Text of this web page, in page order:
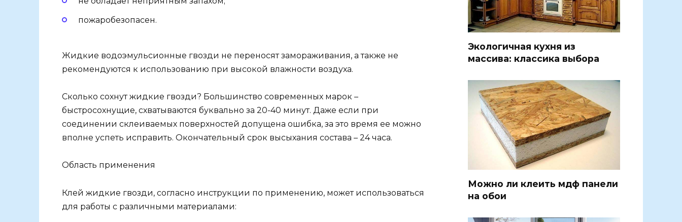
пожаробезопасен.
Жидкие водоэмульсионные гвозди не переносят замораживания, а также не
рекомендуются к использованию при высокой влажности воздуха.
Сколько сохнут жидкие гвозди? Большинство современных марок –
быстросохнущие, схватываются буквально за 20-40 минут. Даже если при
соединении склеиваемых поверхностей допущена ошибка, за это время ее можно
вполне успеть исправить. Окончательный срок высыхания состава – 24 часа.
Область применения
Клей жидкие гвозди, согласно инструкции по применению, может использоваться
для работы с различными материалами:
Экологичная кухня из
массива: классика выбора
Можно ли клеить мдф панели
на обои